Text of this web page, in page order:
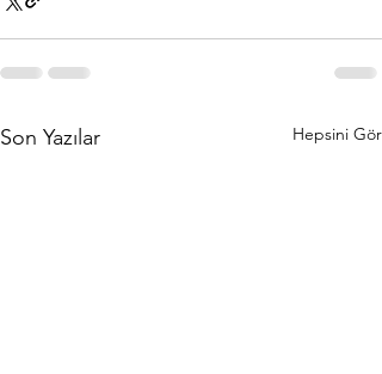
Son Yazılar Hepsini Gör